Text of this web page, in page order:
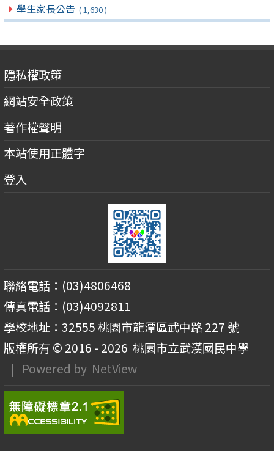
學生家長公告 ( 1,630 )
隱私權政策
網站安全政策
著作權聲明
本站使用正體字
登入
聯絡電話：(03)4806468
傳真電話：(03)4092811
學校地址：32555 桃園市龍潭區武中路 227 號
版權所有 © 2016 - 2026 桃園市立武漢國民中學
| Powered by NetView